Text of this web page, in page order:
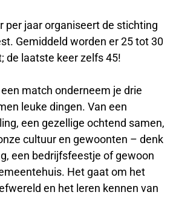
per jaar organiseert de stichting
Gemiddeld worden er 25 tot 30
de laatste keer zelfs 45!
een match onderneem je drie
leuke dingen. Van een
een gezellige ochtend samen,
cultuur en gewoonten – denk
een bedrijfsfeestje of gewoon
Het gaat om het
en het leren kennen van